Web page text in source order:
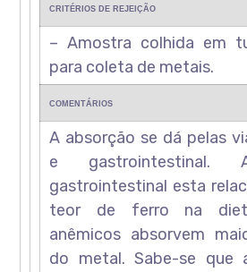
CRITÉRIOS DE REJEIÇÃO
– Amostra colhida em
para coleta de metais.
COMENTÁRIOS
A absorção se dá pelas
e gastrointestinal.
gastrointestinal esta
teor de ferro na
anêmicos absorvem
do metal. Sabe-se que